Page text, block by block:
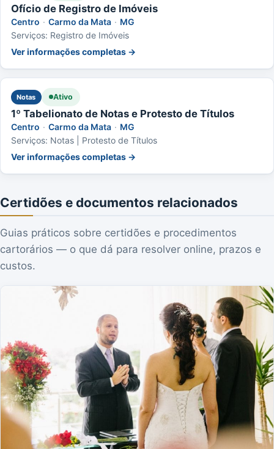
Ofício de Registro de Imóveis
Centro · Carmo da Mata · MG
Serviços: Registro de Imóveis
Ver informações completas →
Notas Ativo
1º Tabelionato de Notas e Protesto de Títulos
Centro · Carmo da Mata · MG
Serviços: Notas | Protesto de Títulos
Ver informações completas →
Certidões e documentos relacionados
Guias práticos sobre certidões e procedimentos
cartorários — o que dá para resolver online, prazos e
custos.